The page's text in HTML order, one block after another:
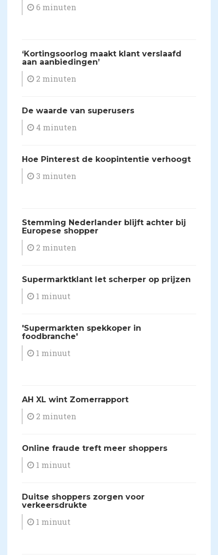
6 minuten
​‘Kortingsoorlog maakt klant verslaafd
aan aanbiedingen’
2 minuten
De waarde van superusers
4 minuten
Hoe Pinterest de koopintentie verhoogt
3 minuten
Stemming Nederlander blijft achter bij
Europese shopper
2 minuten
Supermarktklant let scherper op prijzen
1 minuut
'Supermarkten spekkoper in
foodbranche'
1 minuut
AH XL wint Zomerrapport
2 minuten
Online fraude treft meer shoppers
1 minuut
Duitse shoppers zorgen voor
verkeersdrukte
1 minuut